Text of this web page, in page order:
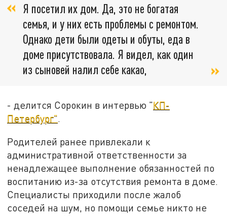
Я посетил их дом. Да, это не богатая
семья, и у них есть проблемы с ремонтом.
Однако дети были одеты и обуты, еда в
доме присутствовала. Я видел, как один
из сыновей налил себе какао,
- делится Сорокин в интервью "КП-
Петербург".
Родителей ранее привлекали к
административной ответственности за
ненадлежащее выполнение обязанностей по
воспитанию из-за отсутствия ремонта в доме.
Специалисты приходили после жалоб
соседей на шум, но помощи семье никто не